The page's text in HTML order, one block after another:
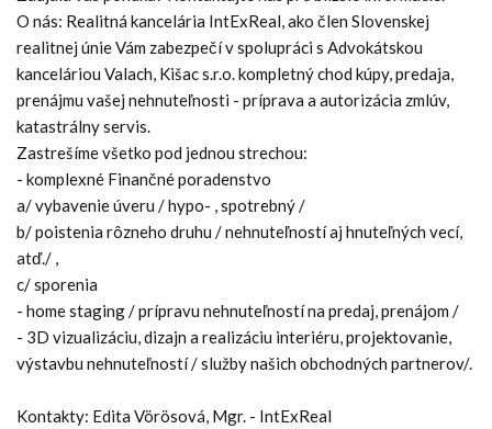
O nás: Realitná kancelária IntExReal, ako člen Slovenskej
realitnej únie Vám zabezpečí v spolupráci s Advokátskou
kanceláriou Valach, Kišac s.r.o. kompletný chod kúpy, predaja,
prenájmu vašej nehnuteľnosti - príprava a autorizácia zmlúv,
katastrálny servis.
Zastrešíme všetko pod jednou strechou:
- komplexné Finančné poradenstvo
a/ vybavenie úveru / hypo- , spotrebný /
b/ poistenia rôzneho druhu / nehnuteľností aj hnuteľných vecí,
atď./ ,
c/ sporenia
- home staging / prípravu nehnuteľností na predaj, prenájom /
- 3D vizualizáciu, dizajn a realizáciu interiéru, projektovanie,
výstavbu nehnuteľností / služby našich obchodných partnerov/.
Kontakty: Edita Vörösová, Mgr. - IntExReal